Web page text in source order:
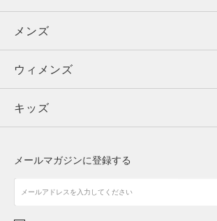
メンズ
ウィメンズ
キッズ
アクセサリー
メンズ
トップス
ボトムス
アクセサリー
ウィメンズ
トップス
シューズ
キッズ
メールマガジンに登録する